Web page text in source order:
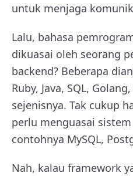
untuk menjaga
Lalu, bahasa
dikuasai oleh seorang
backend? Beberapa
Ruby, Java, SQL,
sejenisnya. Tak cukup
perlu menguasai
contohnya MySQL,
Nah, kalau framework